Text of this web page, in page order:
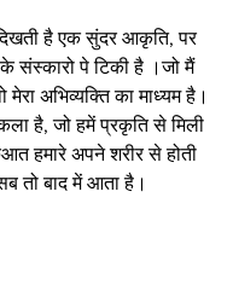
है एक सुंदर आकृति, पर
पे टिकी है ।जो मैं
मेरा अभिव्यक्ति का माध्यम है।
है, जो हमें प्रकृति से मिली
हमारे अपने शरीर से होती
तो बाद में आता है।